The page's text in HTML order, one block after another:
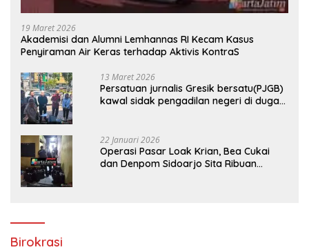
19 Maret 2026
Akademisi dan Alumni Lemhannas RI Kecam Kasus
Penyiraman Air Keras terhadap Aktivis KontraS
13 Maret 2026
Persatuan jurnalis Gresik bersatu(PJGB)
kawal sidak pengadilan negeri di duga
22 Januari 2026
Operasi Pasar Loak Krian, Bea Cukai
dan Denpom Sidoarjo Sita Ribuan
Birokrasi